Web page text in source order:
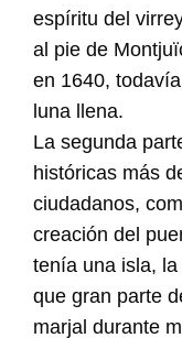
espíritu del
al pie de
en 1640,
luna llena.
La segunda
históricas más
ciudadanos,
creación del
tenía una isla,
que gran parte
marjal durante